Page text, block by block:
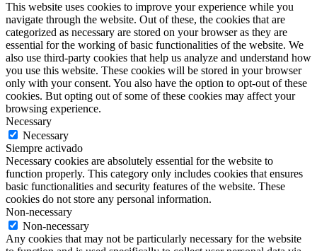
This website uses cookies to improve your experience while you
navigate through the website. Out of these, the cookies that are
categorized as necessary are stored on your browser as they are
essential for the working of basic functionalities of the website. We
also use third-party cookies that help us analyze and understand how
you use this website. These cookies will be stored in your browser
only with your consent. You also have the option to opt-out of these
cookies. But opting out of some of these cookies may affect your
browsing experience.
Necessary
Necessary
Siempre activado
Necessary cookies are absolutely essential for the website to
function properly. This category only includes cookies that ensures
basic functionalities and security features of the website. These
cookies do not store any personal information.
Non-necessary
Non-necessary
Any cookies that may not be particularly necessary for the website